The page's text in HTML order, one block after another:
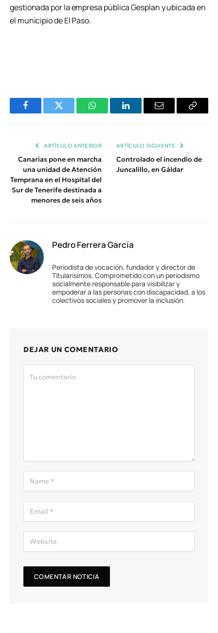
gestionada por la empresa pública Gesplan y ubicada en
el municipio de El Paso.
FacebookTwitter WhatsAppLinkedInEmail
Copiar
ARTÍCULO ANTERIOR
Canarias pone en marcha
una unidad de Atención
Temprana en el Hospital del
Sur de Tenerife destinada a
menores de seis años
ARTÍCULO SIGUIENTE
Controlado el incendio de
Juncalillo, en Gáldar
Pedro Ferrera García
Periodista de vocación, fundador y director de
Titularísimos. Comprometido con un periodismo
socialmente responsable para visibilizar y
empoderar a las personas con discapacidad, a los
colectivos sociales y promover la inclusión.
DEJAR UN COMENTARIO